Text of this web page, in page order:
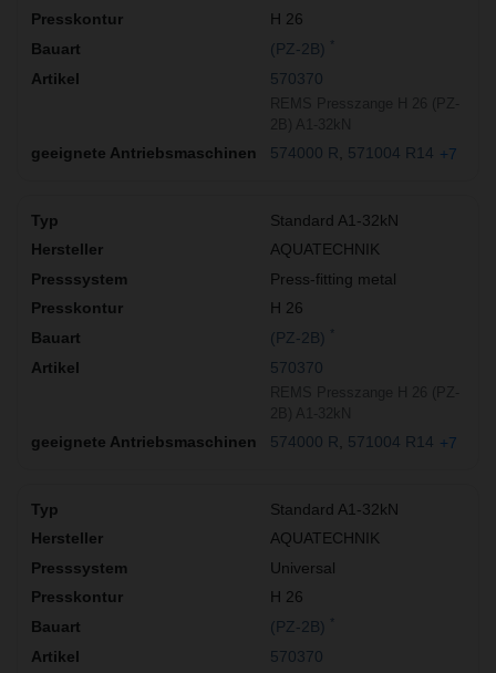
H 26
(PZ-2B)
570370
574000 R 571004 R14 +7
Standard A1-32kN
AQUATECHNIK
Press-fitting metal
H 26
(PZ-2B)
570370
574000 R 571004 R14 +7
Standard A1-32kN
AQUATECHNIK
Universal
H 26
(PZ-2B)
570370